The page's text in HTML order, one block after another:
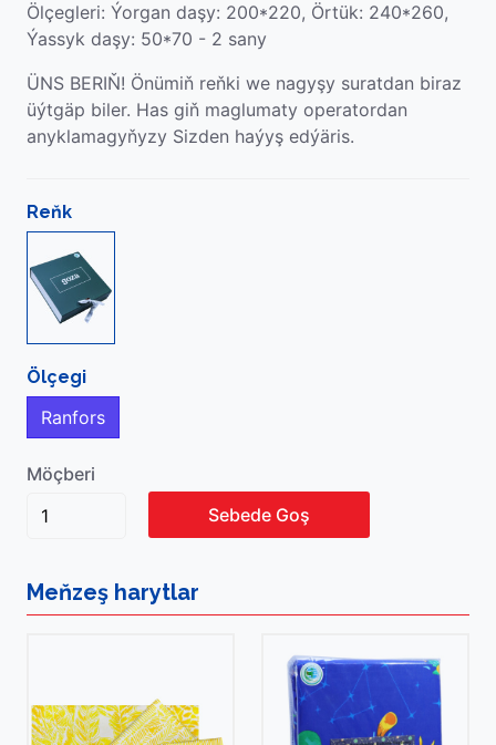
Ölçegleri: Ýorgan daşy: 200*220, Örtük: 240*260,
Ýassyk daşy: 50*70 - 2 sany
ÜNS BERIŇ! Önümiň reňki we nagyşy suratdan biraz
üýtgäp biler. Has giň maglumaty operatordan
anyklamagyňyzy Sizden haýyş edýäris.
Reňk
Ölçegi
Ranfors
Möçberi
Sebede Goş
Meňzeş harytlar